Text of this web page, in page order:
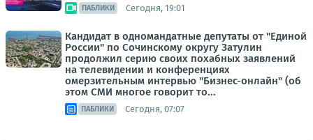
ПАБЛИКИ Сегодня, 19:01
Кандидат в одномандатные депутаты от "Единой
России" по Сочинскому округу Затулин
продолжил серию своих похабных заявлений
на телевидении и конференциях
омерзительным интервью "Бизнес-онлайн" (об
этом СМИ многое говорит то...
ПАБЛИКИ Сегодня, 07:07